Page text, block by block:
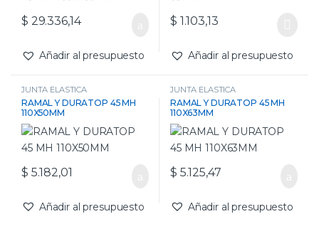
$ 29.336,14
Añadir al presupuesto
$ 1.103,13
Añadir al presupuesto
JUNTA ELASTICA
RAMAL Y DURATOP 45 MH
110X50MM
$ 5.182,01
Añadir al presupuesto
JUNTA ELASTICA
RAMAL Y DURATOP 45 MH
110X63MM
$ 5.125,47
Añadir al presupuesto